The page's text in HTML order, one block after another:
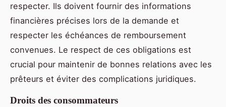
respecter. Ils doivent fournir des informations
financières précises lors de la demande et
respecter les échéances de remboursement
convenues. Le respect de ces obligations est
crucial pour maintenir de bonnes relations avec les
prêteurs et éviter des complications juridiques.
Droits des consommateurs